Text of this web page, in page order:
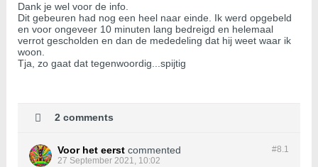
Dank je wel voor de info.
Dit gebeuren had nog een heel naar einde. Ik werd opgebeld
en voor ongeveer 10 minuten lang bedreigd en helemaal
verrot gescholden en dan de mededeling dat hij weet waar ik
woon.
Tja, zo gaat dat tegenwoordig...spijtig
2 comments
#8.1
Voor het eerst commented
27 September 2021, 10:02